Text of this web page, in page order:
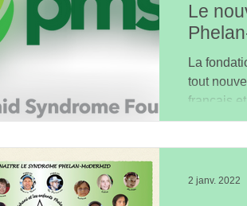
Le
La
tout
français
2 janv. 2022